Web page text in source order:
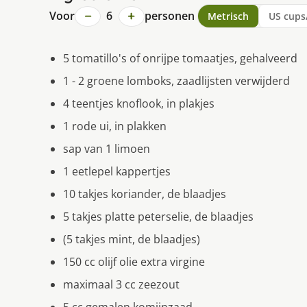
Voor − 6 + personen Metrisch US
5 tomatillo's of onrijpe tomaatjes, gehalveerd
1 - 2 groene lomboks, zaadlijsten verwijderd
4 teentjes knoflook, in plakjes
1 rode ui, in plakken
sap van 1 limoen
1 eetlepel kappertjes
10 takjes koriander, de blaadjes
5 takjes platte peterselie, de blaadjes
(5 takjes mint, de blaadjes)
150 cc olijf olie extra virgine
maximaal 3 cc zeezout